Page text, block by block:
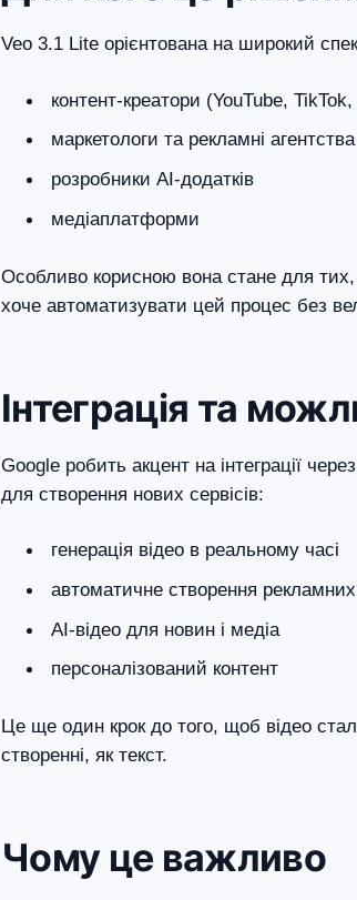
Veo 3.1 Lite орієнтована на широкий
контент-креатори (YouTube,
маркетологи та рекламні агентства
розробники AI-додатків
медіаплатформи
Особливо корисною вона стане для тих,
хоче автоматизувати цей процес без
Інтеграція та
Google робить акцент на інтеграції
для створення нових сервісів:
генерація відео в реальному часі
автоматичне створення рекламних
AI-відео для новин і медіа
персоналізований контент
Це ще один крок до того, щоб відео
створенні, як текст.
Чому це важливо